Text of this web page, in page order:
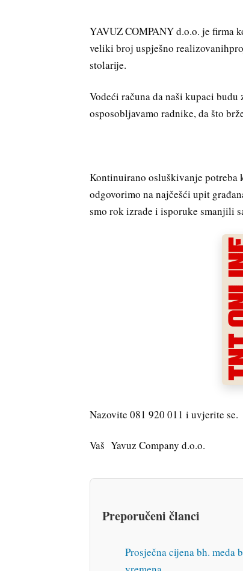
YAVUZ COMPANY d.o.o. je firma
veliki broj uspješno realizovanih
stolarije.
Vodeći računa da naši kupaci
osposobljavamo radnike, da što
Kontinuirano osluškivanje
odgovorimo na najčešći upit
smo rok izrade i isporuke smanjili
Nazovite 081 920 011 i uvjerite se.
Vaš Yavuz Company d.o.o.
Preporučeni članci
Prosječna cijena bh.